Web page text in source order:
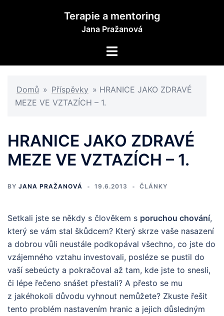
Terapie a mentoring
Jana Pražanová
Toggle
Domů » Příspěvky » HRANICE JAKO ZDRAVÉ
MEZE VE VZTAZÍCH – 1.
HRANICE JAKO ZDRAVÉ
MEZE VE VZTAZÍCH – 1.
BY JANA PRAŽANOVÁ 19.6.2013 ČLÁNKY
Setkali jste se někdy s člověkem s poruchou chování,
který se vám stal škůdcem? Který skrze vaše nasazení
a dobrou vůli neustále podkopával všechno, co jste do
vzájemného vztahu investovali, posléze se pustil do
vaší sebeúcty a pokračoval až tam, kde jste to snesli,
či lépe řečeno snášet přestali? A přesto se mu
z jakéhokoli důvodu vyhnout nemůžete? Zkuste řešit
tento problém nastavením hranic a jejich důsledným